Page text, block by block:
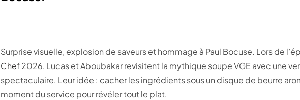
Surprise visuelle, explosion de saveurs et hommage à Paul Bocuse. Lors de
Chef2026, Lucas et Aboubakar revisitent la mythique soupe VGE avec une
spectaculaire. Leur idée : cacher les ingrédients sous un disque de beurre
moment du service pour révéler tout le plat.